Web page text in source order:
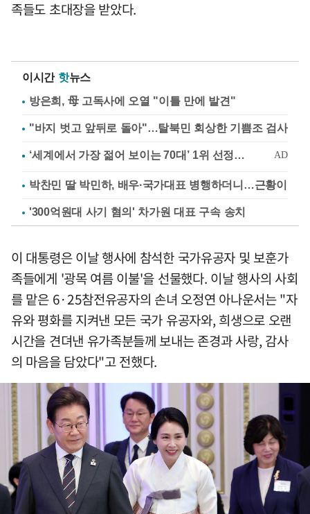
족들도 초대장을 받았다.
이시간 핫뉴스
방은희, 母 고독사에 오열 "이틀 만에 발견"
"바지 벗고 앞뒤로 돌아"…탈북민 회상한 기쁨조 검사
박찬민 딸 박민하, 배우·국가대표 병행하더니…근황이
'300억원대 사기 혐의' 차가원 대표 구속 송치
이 대통령은 이날 행사에 참석한 국가유공자 및 보훈가
족들에게 '광목 여름 이불'을 선물했다. 이날 행사의 사회
를 맡은 6·25참전유공자의 손녀 오정연 아나운서는 "자
유와 평화를 지켜낸 모든 국가 유공자와, 희생으로 오랜
시간을 견뎌낸 유가족분들께 보내는 존경과 사랑, 감사
의 마음을 담았다"고 전했다.